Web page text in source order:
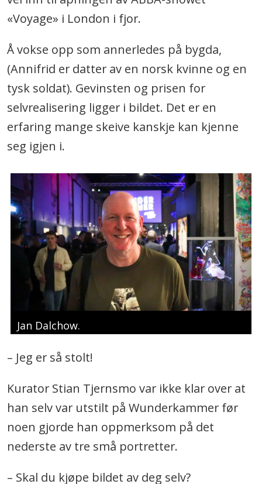
«Voyage» i London i fjor.
Å vokse opp som annerledes på bygda,
(Annifrid er datter av en norsk kvinne og en
tysk soldat). Gevinsten og prisen for
selvrealisering ligger i bildet. Det er en
erfaring mange skeive kanskje kan kjenne
seg igjen i.
Jan Dalchow.
– Jeg er så stolt!
Kurator Stian Tjernsmo var ikke klar over at
han selv var utstilt på Wunderkammer før
noen gjorde han oppmerksom på det
nederste av tre små portretter.
– Skal du kjøpe bildet av deg selv?